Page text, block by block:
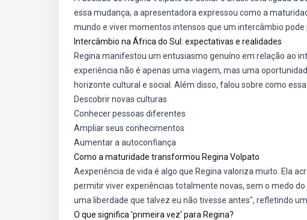
essa mudança, a apresentadora expressou como a
mundo e viver momentos intensos que um intercâmbio
Intercâmbio na África do Sul: expectativas e realidades
Regina manifestou um entusiasmo genuíno em relação ao
experiência não é apenas uma viagem, mas uma
horizonte cultural e social. Além disso, falou sobre como
Descobrir novas culturas
Conhecer pessoas diferentes
Ampliar seus conhecimentos
Aumentar a autoconfiança
Como a maturidade transformou Regina Volpato
Aexperiência de vida é algo que Regina valoriza muito. Ela
permitir viver experiências totalmente novas, sem o medo
uma liberdade que talvez eu não tivesse antes", refletindo
O que significa 'primeira vez' para Regina?